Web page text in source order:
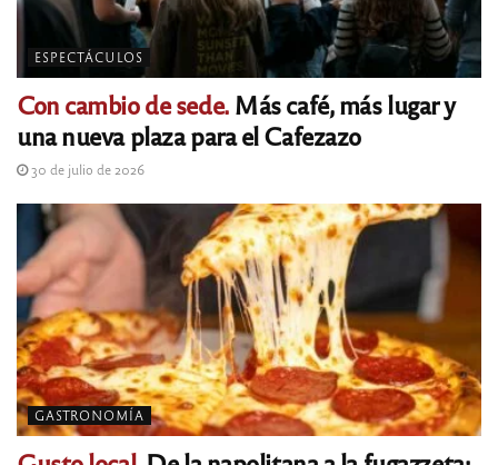
ESPECTÁCULOS
Con cambio de sede.Más café, más lugar y
una nueva plaza para el Cafezazo
30 de julio de 2026
GASTRONOMÍA